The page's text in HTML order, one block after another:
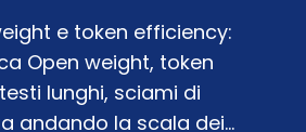
e token efficiency:
Open weight, token
lunghi, sciami di
andando la scala dei…